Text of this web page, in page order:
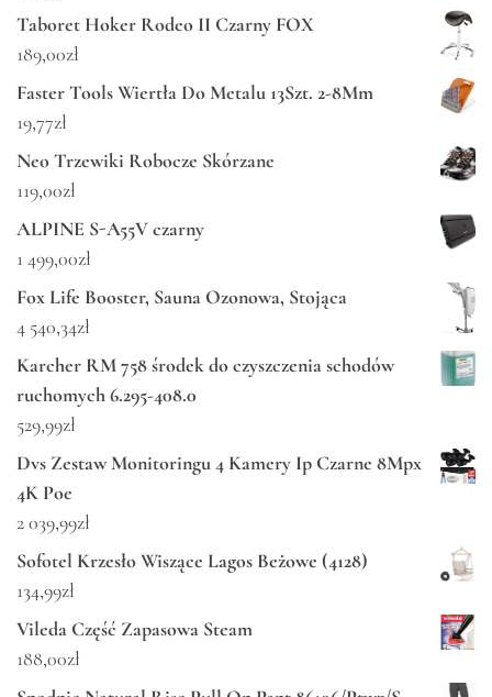
Taboret Hoker Rodeo II Czarny FOX
189,00zł
Faster Tools Wiertła Do Metalu 13Szt. 2-8Mm
19,77zł
Neo Trzewiki Robocze Skórzane
119,00zł
ALPINE S-A55V czarny
1 499,00zł
Fox Life Booster, Sauna Ozonowa, Stojąca
4 540,34zł
Karcher RM 758 środek do czyszczenia schodów
ruchomych 6.295-408.0
529,99zł
Dvs Zestaw Monitoringu 4 Kamery Ip Czarne 8Mpx
4K Poe
2 039,99zł
Sofotel Krzesło Wiszące Lagos Beżowe (4128)
134,99zł
Vileda Część Zapasowa Steam
188,00zł